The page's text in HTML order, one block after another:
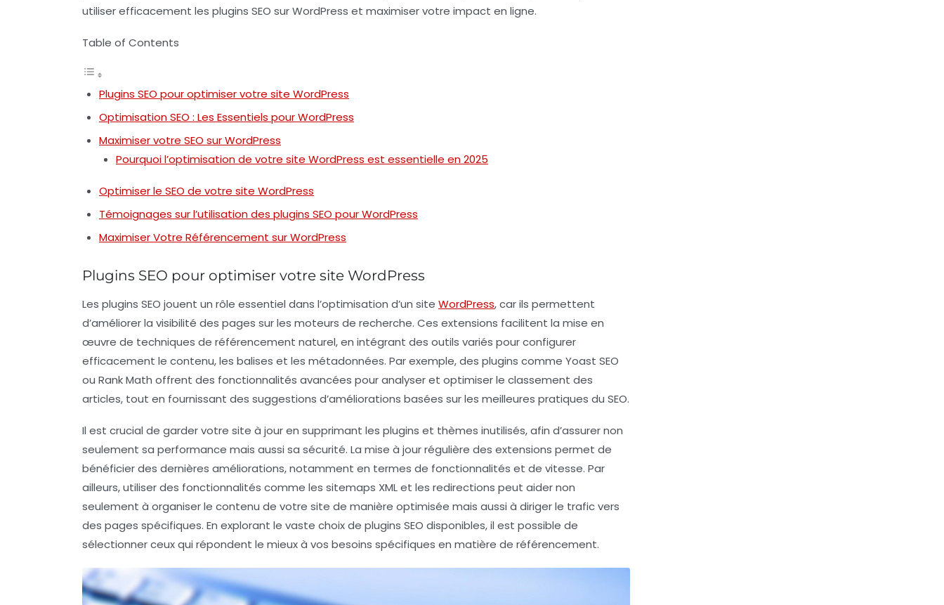
utiliser efficacement les plugins SEO sur WordPress et maximiser votre impact en ligne.
Table of Contents
Plugins SEO pour optimiser votre site WordPress
Optimisation SEO : Les Essentiels pour WordPress
Maximiser votre SEO sur WordPress
Pourquoi l’optimisation de votre site WordPress est essentielle en 2025
Optimiser le SEO de votre site WordPress
Témoignages sur l’utilisation des plugins SEO pour WordPress
Maximiser Votre Référencement sur WordPress
Plugins SEO pour optimiser votre site WordPress
Les plugins SEO jouent un rôle essentiel dans l’optimisation d’un site WordPress, car ils permettent
d’améliorer la visibilité des pages sur les moteurs de recherche. Ces extensions facilitent la mise en
œuvre de techniques de référencement naturel, en intégrant des outils variés pour configurer
efficacement le contenu, les balises et les métadonnées. Par exemple, des plugins comme Yoast SEO
ou Rank Math offrent des fonctionnalités avancées pour analyser et optimiser le classement des
articles, tout en fournissant des suggestions d’améliorations basées sur les meilleures pratiques du SEO.
Il est crucial de garder votre site à jour en supprimant les plugins et thèmes inutilisés, afin d’assurer non
seulement sa performance mais aussi sa sécurité. La mise à jour régulière des extensions permet de
bénéficier des dernières améliorations, notamment en termes de fonctionnalités et de vitesse. Par
ailleurs, utiliser des fonctionnalités comme les sitemaps XMLet les redirections peut aider non
seulement à organiser le contenu de votre site de manière optimisée mais aussi à diriger le trafic vers
des pages spécifiques. En explorant le vaste choix de plugins SEO disponibles, il est possible de
sélectionner ceux qui répondent le mieux à vos besoins spécifiques en matière de référencement.